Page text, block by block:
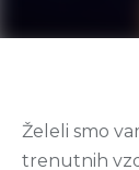
Želeli smo
trenutnih